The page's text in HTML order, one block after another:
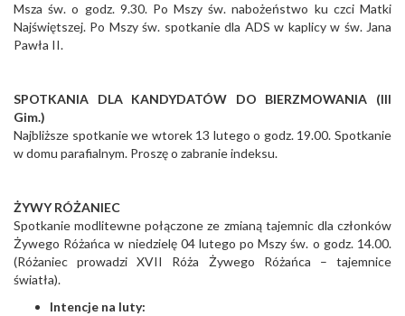
Msza św. o godz. 9.30. Po Mszy św. nabożeństwo ku czci Matki
Najświętszej. Po Mszy św. spotkanie dla ADS w kaplicy w św. Jana
Pawła II.
SPOTKANIA DLA KANDYDATÓW DO BIERZMOWANIA (III
Gim.)
Najbliższe spotkanie we wtorek 13 lutego o godz. 19.00. Spotkanie
w domu parafialnym. Proszę o zabranie indeksu.
ŻYWY RÓŻANIEC
Spotkanie modlitewne połączone ze zmianą tajemnic dla członków
Żywego Różańca w niedzielę 04 lutego po Mszy św. o godz. 14.00.
(Różaniec prowadzi XVII Róża Żywego Różańca – tajemnice
światła).
Intencje na luty: